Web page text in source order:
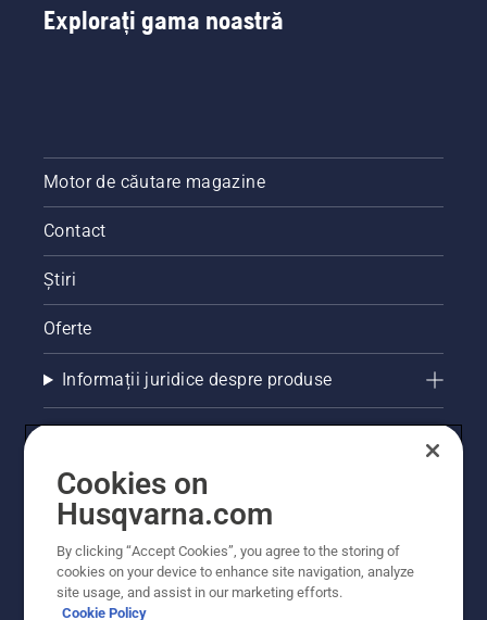
Explorați gama noastră
Motor de căutare magazine
Contact
Știri
Oferte
Informații juridice despre produse
Cookies on
Husqvarna.com
By clicking “Accept Cookies”, you agree to the storing of
cookies on your device to enhance site navigation, analyze
site usage, and assist in our marketing efforts.
Cookie Policy